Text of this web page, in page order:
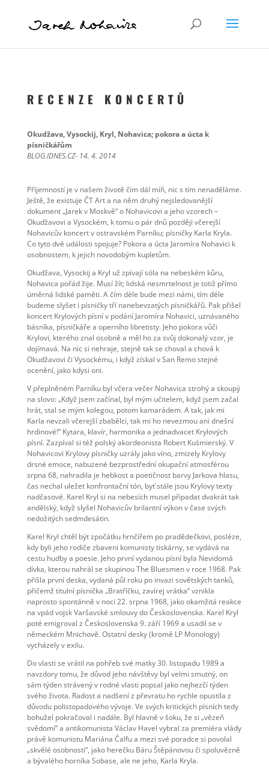
R E C E N Z E K O N C E R T Ů
Okudžava, Vysockij, Kryl, Nohavica; pokora a úcta k
písničkářům
BLOG.IDNES.CZ- 14. 4. 2014
Příjemností je v našem životě čím dál míň, nic s tím nenaděláme.
Ještě, že existuje ČT Art a na něm druhý nejsledovanější
dokument „Jarek v Moskvě“ o Nohavicovi a jeho vzorech –
Okudžavovi a Vysockém, k tomu o pár dnů později včerejší
Nohavicův koncert v ostravském Parníku; písničky Karla Kryla.
Co tyto dvě události spojuje? Pokora a úcta Jaromíra Nohavici k
osobnostem, k jejich novodobým kupletům.
Okudžava, Vysockij a Kryl už zpívají sóla na nebeském kůru,
Nohavica pořád žije. Musí žít; lidská nesmrtelnost je totiž přímo
úměrná lidské paměti. A čím déle bude mezi námi, tím déle
budeme slyšet i písničky tří nanebevzatých písničkářů. Pak přišel
koncert Krylových písní v podání Jaromíra Nohavici, uznávaného
básníka, písničkáře a operního libretisty. Jeho pokora vůči
Krylovi, kterého znal osobně a měl ho za svůj dokonalý vzor, je
dojímavá. Na nic si nehraje, stejně tak se choval a chová k
Okudžavovi či Vysockému, i když získal v San Remo stejné
ocenění, jako kdysi oni.
V přeplněném Parníku byl včera večer Nohavica strohý a skoupý
na slovo: „Když jsem začínal, byl mým učitelem, když jsem začal
hrát, stal se mým kolegou, potom kamarádem. A tak, jak mi
Karla nevzali včerejší zbabělci, tak mi ho nevezmou ani dnešní
hrdinové!“ Kytara, klavír, harmonika a jednadvacet Krylových
písní. Zazpíval si též polský akordeonista Robert Kuśmierský. V
Nohavicovi Krylovy písničky uzrály jako víno, zmizely Krylovy
drsné emoce, nabuzené bezprostřední okupační atmosférou
srpna 68, nahradila je hebkost a poetičnost barvy Jarkova hlasu,
čas nechal uležet konfrontační tón, byť stále jsou Krylovy texty
nadčasové. Karel Kryl si na nebesích musel připadat dvakrát tak
andělský, když slyšel Nohavicův brilantní výkon v čase svých
nedožitých sedmdesátin.
Karel Kryl chtěl být zpočátku hrnčířem po pradědečkovi, posléze,
kdy byli jeho rodiče zbaveni komunisty tiskárny, se vydává na
cestu hudby a poesie. Jeho první vydanou písní byla Nevidomá
dívka, kterou nahrál se skupinou The Bluesmen v roce 1968. Pak
přišla první deska, vydaná půl roku po invazi sovětských tanků,
přičemž titulní písnička „Bratříčku, zavírej vrátka“ vznikla
naprosto spontánně v noci 22. srpna 1968, jako okamžitá reakce
na vpád vojsk Varšavské smlouvy do Československa. Karel Kryl
poté emigroval z Československa 9. září 1969 a usadil se v
německém Mnichově. Ostatní desky (kromě LP Monology)
vycházely v exilu.
Do vlasti se vrátil na pohřeb své matky 30. listopadu 1989 a
navzdory tomu, že důvod jeho návštěvy byl velmi smutný, on
sám týden strávený v rodné vlasti popsal jako nejhezčí týden
svého života. Radost a nadšení z převratu ho rychle opustila z
důvodu polistopadového vývoje. Ve svých kritických písních tedy
bohužel pokračoval i nadále. Byl hlavně v šoku, že si „vězeň
svědomí“ a antikomunista Václav Havel vybral za premiéra vlády
právě komunistu Mariána Čalfu a mezi své poradce si povolal
„skvělé osobnosti“, jako herečku Báru Štěpánovou či spoluvězně
a bývalého horníka Sobase, ale ne jeho, Karla Kryla.